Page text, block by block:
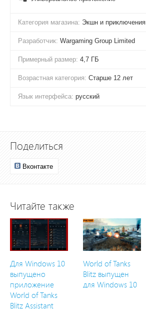
Категория магазина: Экшн и приключения
Разработчик: Wargaming Group Limited
Примерный размер: 4,7 ГБ
Возрастная категория: Старше 12 лет
Язык интерфейса: русский
Поделиться
Вконтакте
Читайте также
Для Windows 10
выпущено
приложение
World of Tanks
Blitz Assistant
World of Tanks
Blitz выпущен
для Windows 10